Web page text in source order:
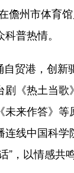
州市体育
普热情。
港，创新
《热土当
来作答》
线中国科学
”，以情感